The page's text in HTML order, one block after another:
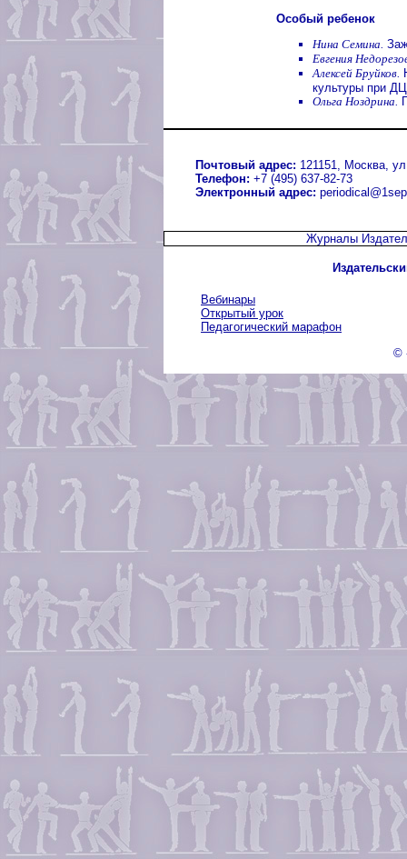
Особый ребенок
Нина Семина.
Евгения
Алексей Бруйков.
культуры при
Ольга Ноздрина.
Почтовый адрес: 121151, Москва,
Телефон: +7 (495) 637-82-73
Электронный адрес:
Журналы
Вебинары
Открытый урок
Педагогический марафон
©